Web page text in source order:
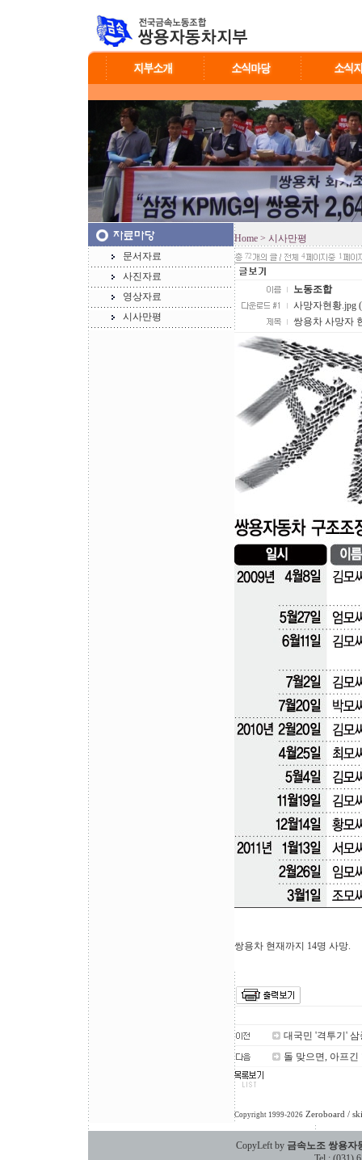
문서자료
사진자료
영상자료
시사만평
Home > 시사만평
72 4 1
노동조합
사망자현황.jpg
쌍용차 사망자
쌍용차 현재까지 14명 사망.
대국민 '격투기' 삼
돌 맞으면, 아프긴
Copyright 1999-2026 Zeroboard /
CopyLeft by 금속노조 쌍용자